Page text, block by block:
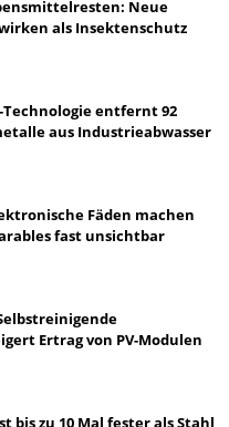
Neue
als Insektenschutz
entfernt 92
aus Industrieabwasser
Fäden machen
fast unsichtbar
Ertrag von PV-Modulen
bis zu 10 Mal fester als Stahl